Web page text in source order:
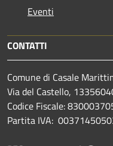
Eventi
CONTATTI
Comune di Casale
Via del Castello,
Codice Fiscale:
Partita IVA: